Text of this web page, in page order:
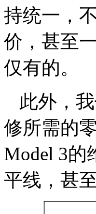
持统一，
价，甚至
仅有的。
此外，
修所需的
Model 3的
平线，甚